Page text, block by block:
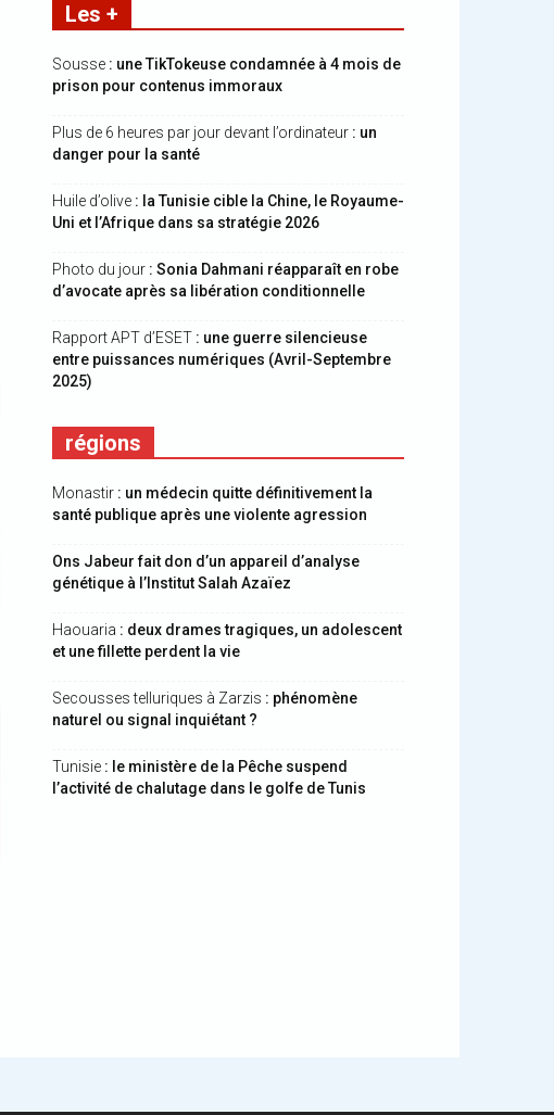
Les +
Sousse : une TikTokeuse condamnée à 4 mois de
prison pour contenus immoraux
Plus de 6 heures par jour devant l’ordinateur : un
danger pour la santé
Huile d’olive : la Tunisie cible la Chine, le Royaume-
Uni et l’Afrique dans sa stratégie 2026
Photo du jour : Sonia Dahmani réapparaît en robe
d’avocate après sa libération conditionnelle
Rapport APT d’ESET : une guerre silencieuse
entre puissances numériques (Avril-Septembre
2025)
régions
Monastir : un médecin quitte définitivement la
santé publique après une violente agression
Ons Jabeur fait don d’un appareil d’analyse
génétique à l’Institut Salah Azaïez
Haouaria : deux drames tragiques, un adolescent
et une fillette perdent la vie
Secousses telluriques à Zarzis : phénomène
naturel ou signal inquiétant ?
Tunisie : le ministère de la Pêche suspend
l’activité de chalutage dans le golfe de Tunis